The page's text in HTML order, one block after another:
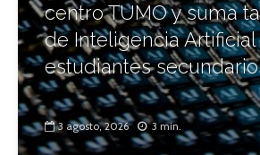
centro TUMO y suma
de Inteligencia
estudiantes
3 agosto, 2026 3 min.